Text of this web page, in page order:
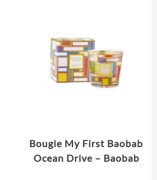
Bougie My First Baobab
Ocean Drive – Baobab